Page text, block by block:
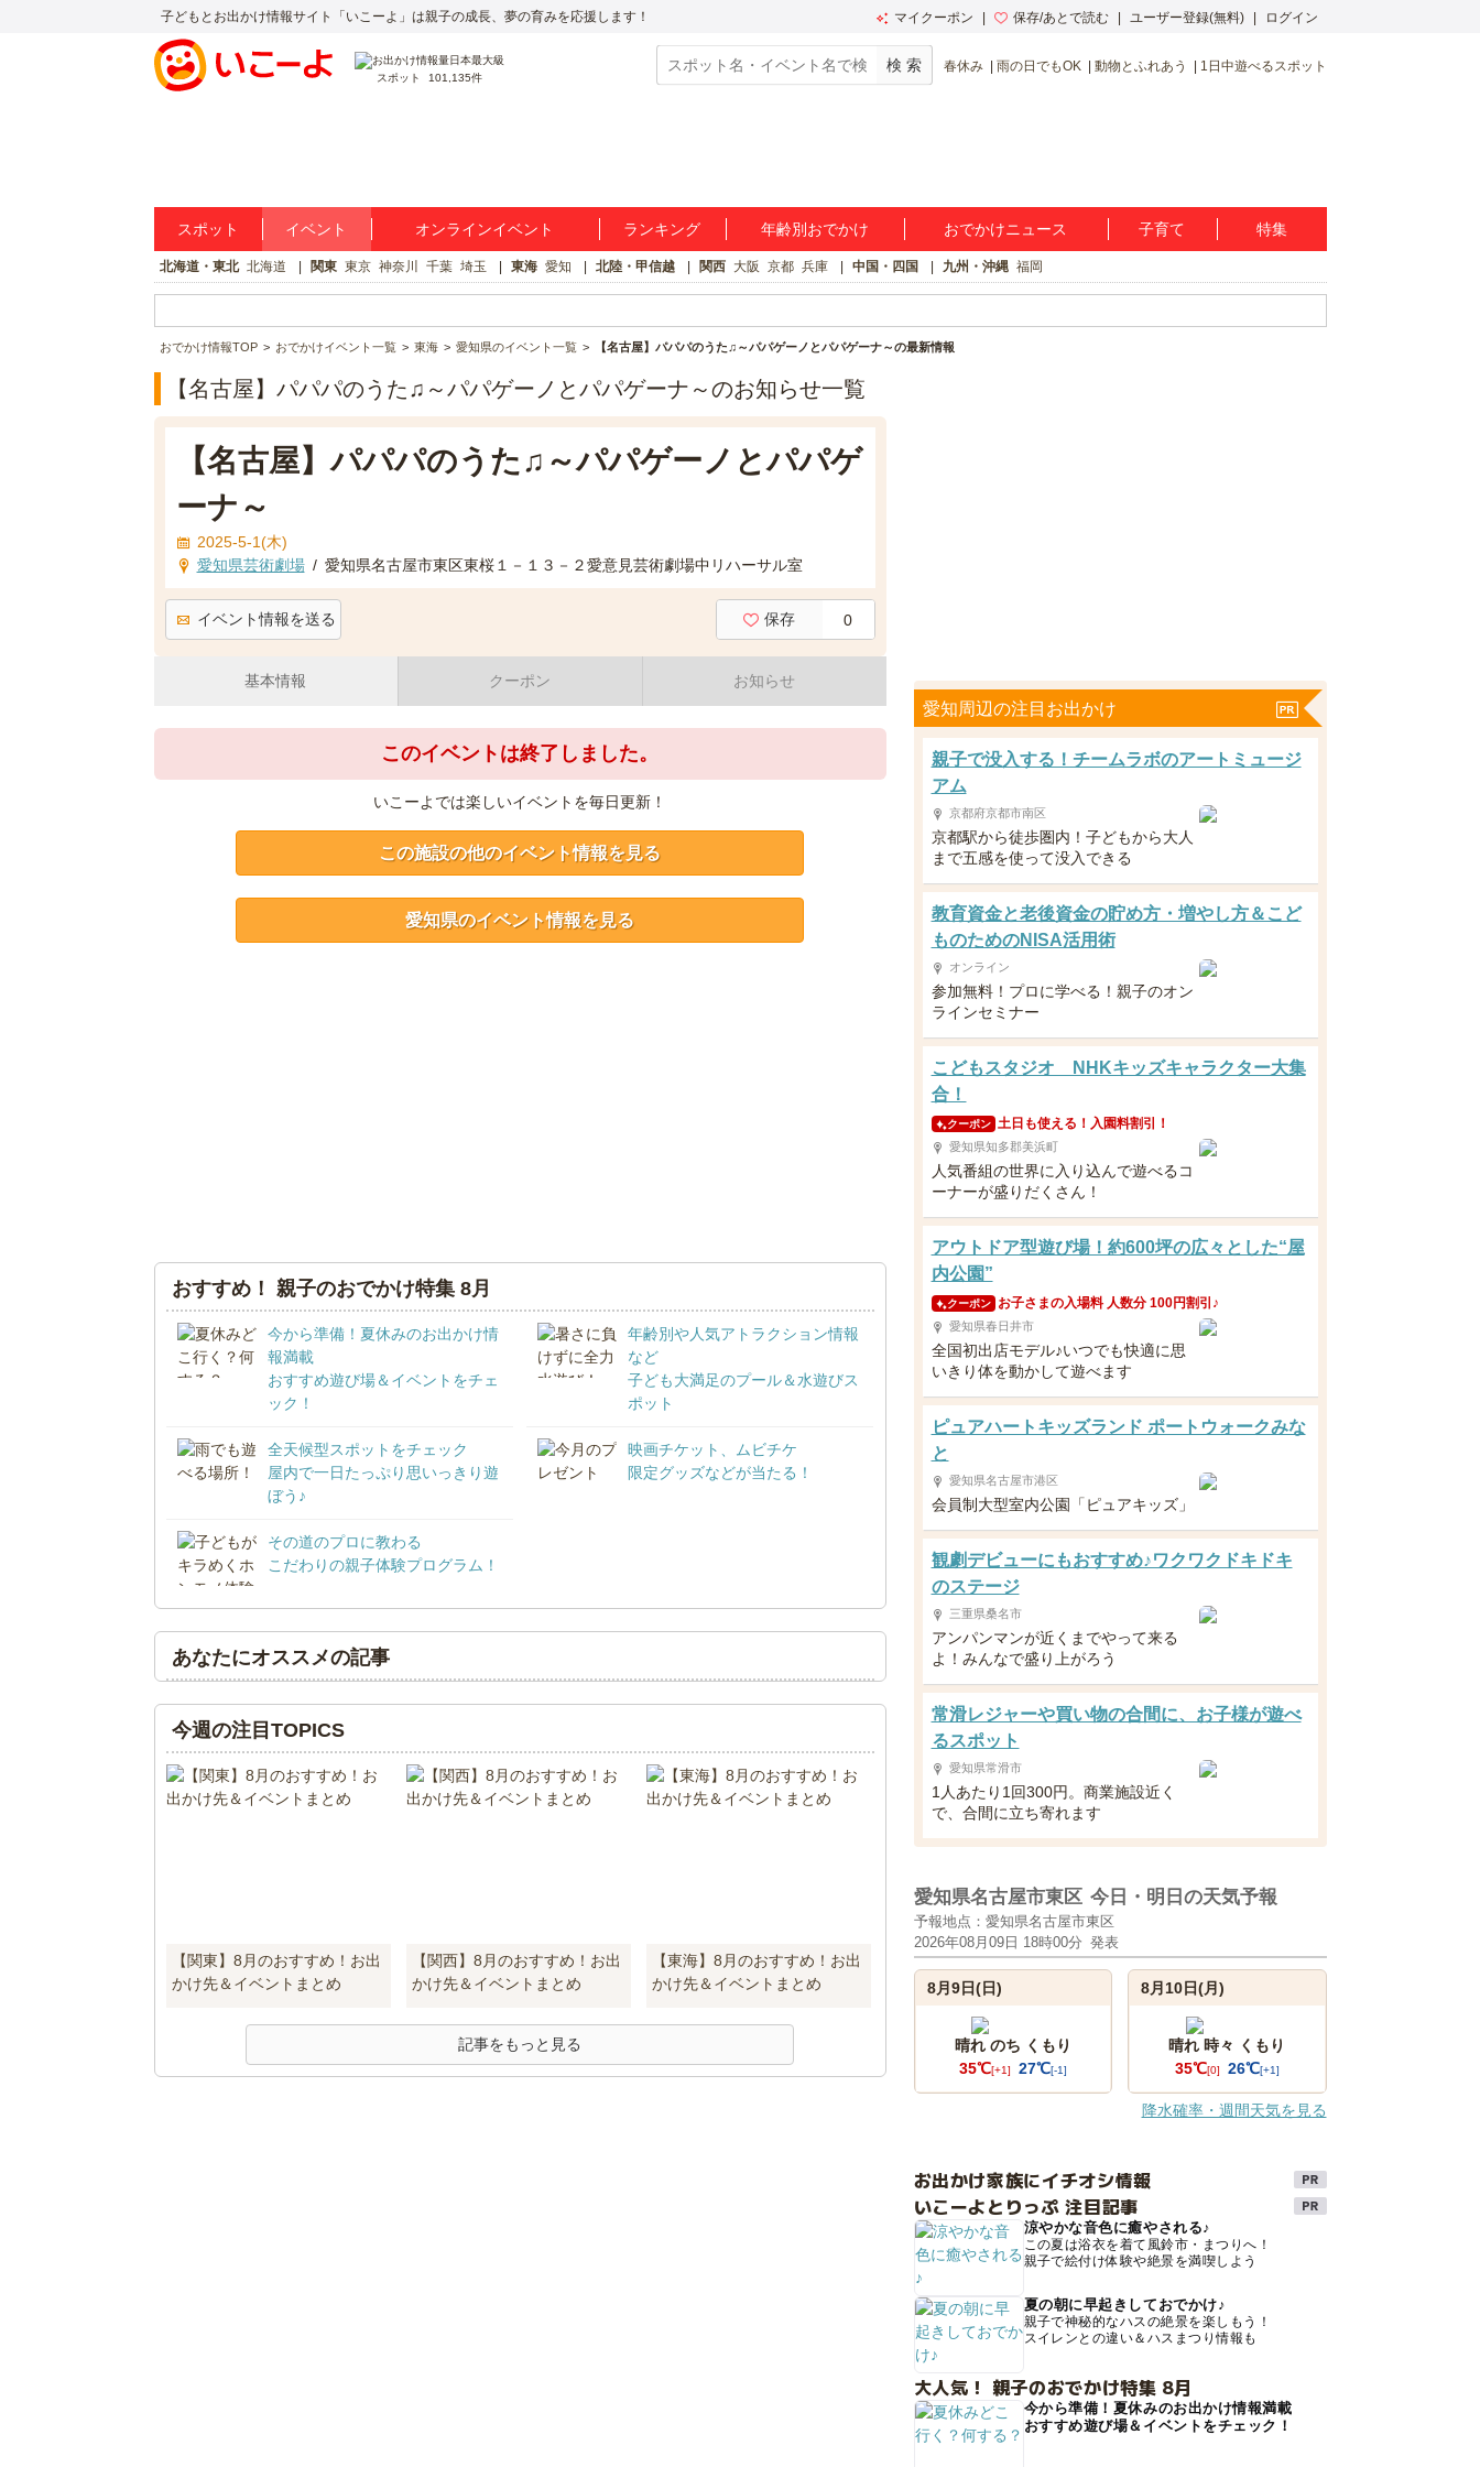
子どもとお出かけ情報サイト「いこーよ」は親子の成長、夢の育みを応援します！ マイクーポン 保存/あとで読む ユーザー登録(無料) ログイン
スポット 101,135件
春休み 雨の日でもOK 動物とふれあう 1日中遊べるスポット
スポット イベント オンラインイベント ランキング 年齢別おでかけ おでかけニュース 子育て 特集
北海道・東北 北海道 関東 東京 神奈川 千葉 埼玉 東海 愛知 北陸・甲信越 関西 大阪 京都 兵庫 中国・四国 九州・沖縄 福岡
おでかけ情報TOP おでかけイベント一覧 東海 愛知県のイベント一覧 【名古屋】パパパのうた♫～パパゲーノとパパゲーナ～の最新情報
【名古屋】パパパのうた♫～パパゲーノとパパゲーナ～のお知らせ一覧
【名古屋】パパパのうた♫～パパゲーノとパパゲ
ーナ～
2025-5-1(木)
愛知県芸術劇場 / 愛知県名古屋市東区東桜１－１３－２愛意見芸術劇場中リハーサル室
イベント情報を送る 保存 0
基本情報 クーポン お知らせ
このイベントは終了しました。
いこーよでは楽しいイベントを毎日更新！
この施設の他のイベント情報を見る
愛知県のイベント情報を見る
おすすめ！ 親子のおでかけ特集 8月
今から準備！夏休みのお出かけ情
報満載
おすすめ遊び場＆イベントをチェ
ック！
年齢別や人気アトラクション情報
など
子ども大満足のプール＆水遊びス
ポット
全天候型スポットをチェック
屋内で一日たっぷり思いっきり遊
ぼう♪
映画チケット、ムビチケ
限定グッズなどが当たる！
その道のプロに教わる
こだわりの親子体験プログラム！
あなたにオススメの記事
今週の注目TOPICS
【関東】8月のおすすめ！お出
かけ先＆イベントまとめ
【関西】8月のおすすめ！お出
かけ先＆イベントまとめ
【東海】8月のおすすめ！お出
かけ先＆イベントまとめ
記事をもっと見る
愛知周辺の注目お出かけ
親子で没入する！チームラボのアートミュージ
アム
京都府京都市南区
京都駅から徒歩圏内！子どもから大人
まで五感を使って没入できる
教育資金と老後資金の貯め方・増やし方＆こど
ものためのNISA活用術
オンライン
参加無料！プロに学べる！親子のオン
ラインセミナー
こどもスタジオ NHKキッズキャラクター大集
合！
クーポン 土日も使える！入園料割引！
愛知県知多郡美浜町
人気番組の世界に入り込んで遊べるコ
ーナーが盛りだくさん！
アウトドア型遊び場！約600坪の広々とした“屋
内公園”
クーポン お子さまの入場料 人数分 100円割引♪
愛知県春日井市
全国初出店モデル♪いつでも快適に思
いきり体を動かして遊べます
ピュアハートキッズランド ポートウォークみな
と
愛知県名古屋市港区
会員制大型室内公園「ピュアキッズ」
観劇デビューにもおすすめ♪ワクワクドキドキ
のステージ
三重県桑名市
アンパンマンが近くまでやって来る
よ！みんなで盛り上がろう
常滑レジャーや買い物の合間に、お子様が遊べ
るスポット
愛知県常滑市
1人あたり1回300円。商業施設近く
で、合間に立ち寄れます
愛知県名古屋市東区 今日・明日の天気予報
予報地点：愛知県名古屋市東区
2026年08月09日 18時00分 発表
8月9日(日)
晴れ のち くもり
35℃[+1] 27℃[-1]
8月10日(月)
晴れ 時々 くもり
35℃[0] 26℃[+1]
降水確率・週間天気を見る
お出かけ家族にイチオシ情報
いこーよとりっぷ 注目記事
涼やかな音色に癒やされる♪
この夏は浴衣を着て風鈴市・まつりへ！
親子で絵付け体験や絶景を満喫しよう
夏の朝に早起きしておでかけ♪
親子で神秘的なハスの絶景を楽しもう！
スイレンとの違い＆ハスまつり情報も
大人気！ 親子のおでかけ特集 8月
今から準備！夏休みのお出かけ情報満載
おすすめ遊び場＆イベントをチェック！